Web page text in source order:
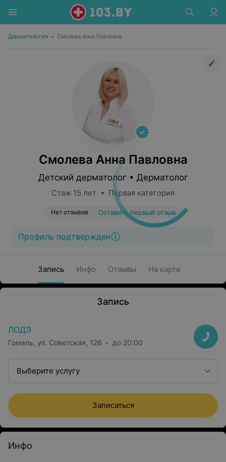
Дерматология • Смолева Анна Павловна
Смолева Анна Павловна
Детский дерматолог • Дерматолог
Стаж 15 лет • Первая категория
Нет отзывов Оставить первый отзыв
Профиль подтвержден
Запись Инфо Отзывы На карте
Запись
ЛОДЭ
Гомель, ул. Советская, 126 до 20:00
Выберите услугу
Записаться
Инфо